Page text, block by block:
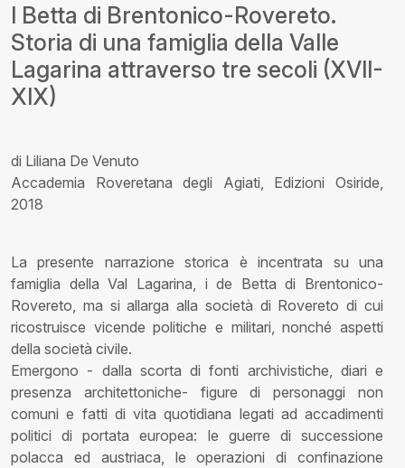
I Betta di Brentonico-Rovereto.
Storia di una famiglia della Valle
Lagarina attraverso tre secoli (XVII-
XIX)
di Liliana De Venuto
Accademia Roveretana degli Agiati, Edizioni Osiride,
2018
La presente narrazione storica è incentrata su una
famiglia della Val Lagarina, i de Betta di Brentonico-
Rovereto, ma si allarga alla società di Rovereto di cui
ricostruisce vicende politiche e militari, nonché aspetti
della società civile.
Emergono - dalla scorta di fonti archivistiche, diari e
presenza architettoniche- figure di personaggi non
comuni e fatti di vita quotidiana legati ad accadimenti
politici di portata europea: le guerre di successione
polacca ed austriaca, le operazioni di confinazione